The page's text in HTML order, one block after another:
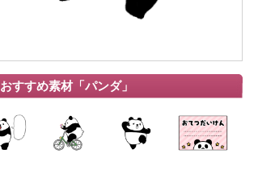
おすすめ素材「パンダ」